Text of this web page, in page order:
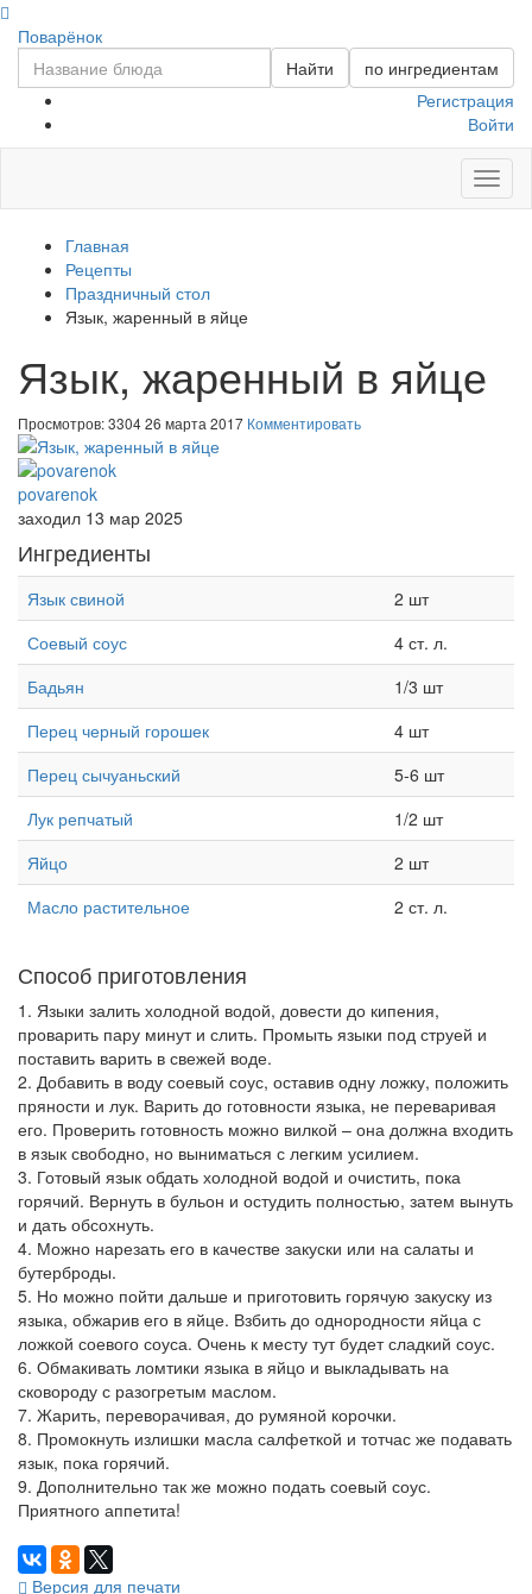
Поварёнок
Найти
по ингредиентам
Регистрация
Войти
Главная
Рецепты
Праздничный стол
Язык, жаренный в яйце
Язык, жаренный в яйце
Просмотров: 330426 марта 2017 Комментировать
povarenok
заходил 13 мар 2025
Ингредиенты
Язык свиной
2 шт
Соевый соус
4 ст. л.
Бадьян
1/3 шт
Перец черный горошек
4 шт
Перец сычуаньский
5-6 шт
Лук репчатый
1/2 шт
Яйцо
2 шт
Масло растительное
2 ст. л.
Способ приготовления
1. Языки залить холодной водой, довести до кипения,
проварить пару минут и слить. Промыть языки под струей и
поставить варить в свежей воде.
2. Добавить в воду соевый соус, оставив одну ложку, положить
пряности и лук. Варить до готовности языка, не переваривая
его. Проверить готовность можно вилкой – она должна входить
в язык свободно, но выниматься с легким усилием.
3. Готовый язык обдать холодной водой и очистить, пока
горячий. Вернуть в бульон и остудить полностью, затем вынуть
и дать обсохнуть.
4. Можно нарезать его в качестве закуски или на салаты и
бутерброды.
5. Но можно пойти дальше и приготовить горячую закуску из
языка, обжарив его в яйце. Взбить до однородности яйца с
ложкой соевого соуса. Очень к месту тут будет сладкий соус.
6. Обмакивать ломтики языка в яйцо и выкладывать на
сковороду с разогретым маслом.
7. Жарить, переворачивая, до румяной корочки.
8. Промокнуть излишки масла салфеткой и тотчас же подавать
язык, пока горячий.
9. Дополнительно так же можно подать соевый соус.
Приятного аппетита!
Версия для печати